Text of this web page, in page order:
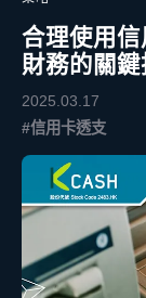
合理使用
財務的關
2025.03.17
#信用卡透支